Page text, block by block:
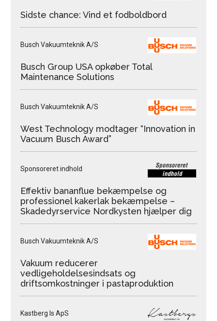
Sidste chance: Vind et fodboldbord
Busch Vakuumteknik A/S
Busch Group USA opkøber Total
Maintenance Solutions
Busch Vakuumteknik A/S
West Technology modtager “Innovation in
Vacuum Busch Award”
Sponsoreret indhold
Effektiv bananflue bekæmpelse og
professionel kakerlak bekæmpelse –
Skadedyrservice Nordkysten hjælper dig
Busch Vakuumteknik A/S
Vakuum reducerer
vedligeholdelsesindsats og
driftsomkostninger i pastaproduktion
Kastberg Is ApS